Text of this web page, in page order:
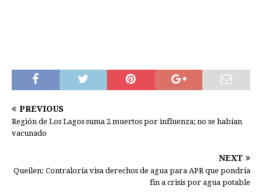
PREVIOUS
Región de Los Lagos suma 2 muertos por influenza; no se habían
vacunado
NEXT
Queilen: Contraloría visa derechos de agua para APR que pondría
fin a crisis por agua potable